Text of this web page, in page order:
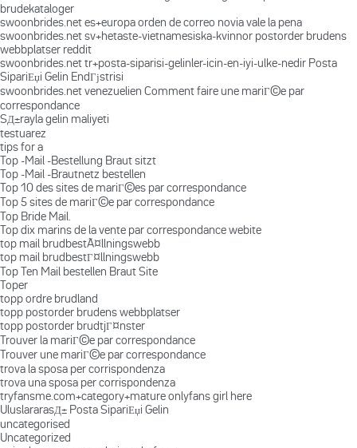
brudekataloger
swoonbrides.net es+europa orden de correo novia vale la pena
swoonbrides.net sv+hetaste-vietnamesiska-kvinnor postorder brudens
webbplatser reddit
swoonbrides.net tr+posta-siparisi-gelinler-icin-en-iyi-ulke-nedir Posta
SipariЕџi Gelin EndГјstrisi
swoonbrides.net venezuelien Comment faire une mariГ©e par
correspondance
SД±rayla gelin maliyeti
testuarez
tips for a
Top -Mail -Bestellung Braut sitzt
Top -Mail -Brautnetz bestellen
Top 10 des sites de mariГ©es par correspondance
Top 5 sites de mariГ©e par correspondance
Top Bride Mail.
Top dix marins de la vente par correspondance webite
top mail brudbestÃ¤llningswebb
top mail brudbestГ¤llningswebb
Top Ten Mail bestellen Braut Site
Toper
topp ordre brudland
topp postorder brudens webbplatser
topp postorder brudtjГ¤nster
Trouver la mariГ©e par correspondance
Trouver une mariГ©e par correspondance
trova la sposa per corrispondenza
trova una sposa per corrispondenza
tryfansme.com+category+mature onlyfans girl here
UluslararasД± Posta SipariЕџi Gelin
uncategorised
Uncategorized